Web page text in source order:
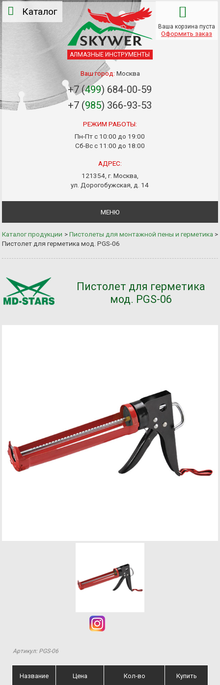
АЛМАЗНЫЕ ИНСТРУМЕНТЫ
Ваш город: Москва
+7 (499) 684-00-59
+7 (985) 366-93-53
РЕЖИМ РАБОТЫ:
Пн-Пт с 10:00 до 19:00
Сб-Вс с 11:00 до 18:00
АДРЕС:
121354, г. Москва,
ул. Дорогобужская, д. 14
Ваша корзина пуста
Оформить заказ
МЕНЮ
Каталог продукции >Пистолеты для монтажной пены и герметика >
Пистолет для герметика мод. PGS-06
Пистолет для герметика
мод. PGS-06
Артикул: PGS-06
Название Цена Кол-во Купить
Каталог